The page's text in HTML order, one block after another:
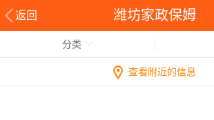
返回 潍坊家政保姆
分类
查看附近的信息